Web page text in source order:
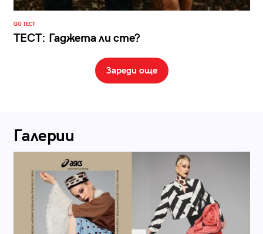
GO ТЕСТ
ТЕСТ: Гаджета ли сте?
Зареди още
Галерии